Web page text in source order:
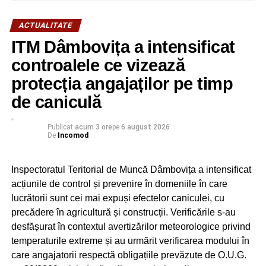
RECLAMA
RELATIONATE: DÂMBOVIŢA DOSAR
ACTUALITATE
ITM Dâmbovița a intensificat
controalele ce vizează
protecția angajaților pe timp
de caniculă
Publicat acum 3 orepe 6 august 2026
De Incomod
Inspectoratul Teritorial de Muncă Dâmbovița a intensificat
acțiunile de control și prevenire în domeniile în care
lucrătorii sunt cei mai expuși efectelor caniculei, cu
precădere în agricultură și construcții. Verificările s-au
desfășurat în contextul avertizărilor meteorologice privind
temperaturile extreme și au urmărit verificarea modului în
care angajatorii respectă obligațiile prevăzute de O.U.G.